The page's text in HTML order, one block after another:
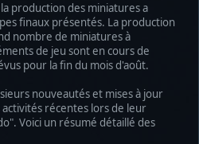
production des miniatures a
finaux présentés. La production
nombre de miniatures à
de jeu sont en cours de
pour la fin du mois d'août.
nouveautés et mises à jour
récentes lors de leur
Voici un résumé détaillé des